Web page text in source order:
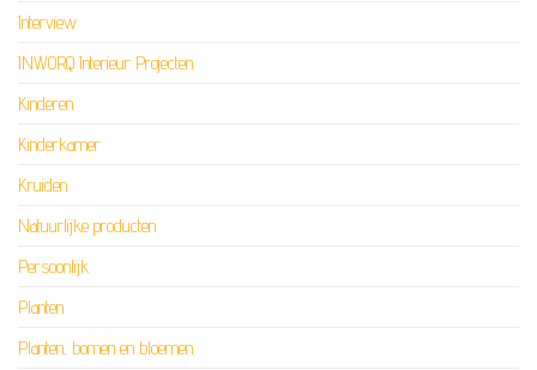
Interview
INWORQ Interieur Projecten
Kinderen
Kinderkamer
Kruiden
Natuurlijke producten
Persoonlijk
Planten
Planten, bomen en bloemen